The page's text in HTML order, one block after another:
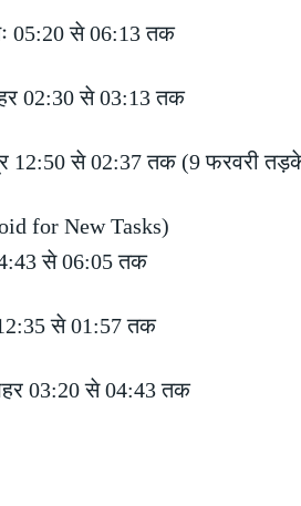
05:20 से 06:13 तक
02:30 से 03:13 तक
12:50 से 02:37 तक (9 फरवरी
for New Tasks)
से 06:05 तक
से 01:57 तक
03:20 से 04:43 तक